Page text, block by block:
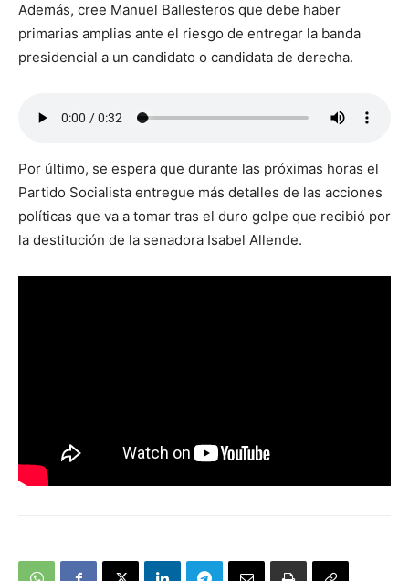
Además, cree Manuel Ballesteros que debe haber
primarias amplias ante el riesgo de entregar la banda
presidencial a un candidato o candidata de derecha.
Por último, se espera que durante las próximas horas el
Partido Socialista entregue más detalles de las acciones
políticas que va a tomar tras el duro golpe que recibió por
la destitución de la senadora Isabel Allende.